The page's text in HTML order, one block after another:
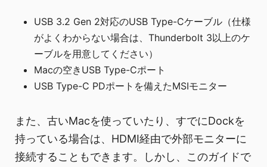
USB 3.2 Gen 2対応のUSB Type-Cケーブル（仕様
がよくわからない場合は、Thunderbolt 3以上のケ
ーブルを用意してください）
Macの空きUSB Type-Cポート
USB Type-C PDポートを備えたMSIモニター
また、古いMacを使っていたり、すでにDockを
持っている場合は、HDMI経由で外部モニターに
接続することもできます。しかし、このガイドで